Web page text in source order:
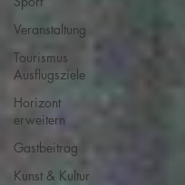
Veranstaltung
Tourismus
Ausflugsziele
Horizont
erweitern
Gastbeitrag
Kunst & Kultur